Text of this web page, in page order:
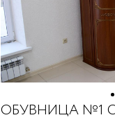
ОБУВНИЦА №1